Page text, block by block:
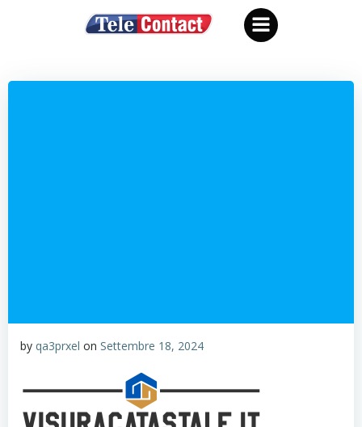
al
by qa3prxel on Settembre 18, 2024